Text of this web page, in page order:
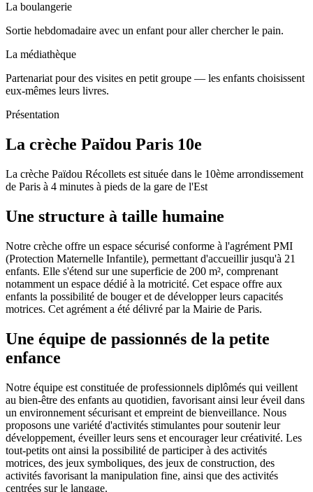
La boulangerie
Sortie hebdomadaire avec un enfant pour aller chercher le pain.
La médiathèque
Partenariat pour des visites en petit groupe — les enfants choisissent
eux-mêmes leurs livres.
Présentation
La crèche Païdou Paris 10e
La crèche Païdou Récollets est située dans le 10ème arrondissement
de Paris à 4 minutes à pieds de la gare de l'Est
Une structure à taille humaine
Notre crèche offre un espace sécurisé conforme à l'agrément PMI
(Protection Maternelle Infantile), permettant d'accueillir jusqu'à 21
enfants. Elle s'étend sur une superficie de 200 m², comprenant
notamment un espace dédié à la motricité. Cet espace offre aux
enfants la possibilité de bouger et de développer leurs capacités
motrices. Cet agrément a été délivré par la Mairie de Paris.
Une équipe de passionnés de la petite
enfance
Notre équipe est constituée de professionnels diplômés qui veillent
au bien-être des enfants au quotidien, favorisant ainsi leur éveil dans
un environnement sécurisant et empreint de bienveillance. Nous
proposons une variété d'activités stimulantes pour soutenir leur
développement, éveiller leurs sens et encourager leur créativité. Les
tout-petits ont ainsi la possibilité de participer à des activités
motrices, des jeux symboliques, des jeux de construction, des
activités favorisant la manipulation fine, ainsi que des activités
centrées sur le langage.